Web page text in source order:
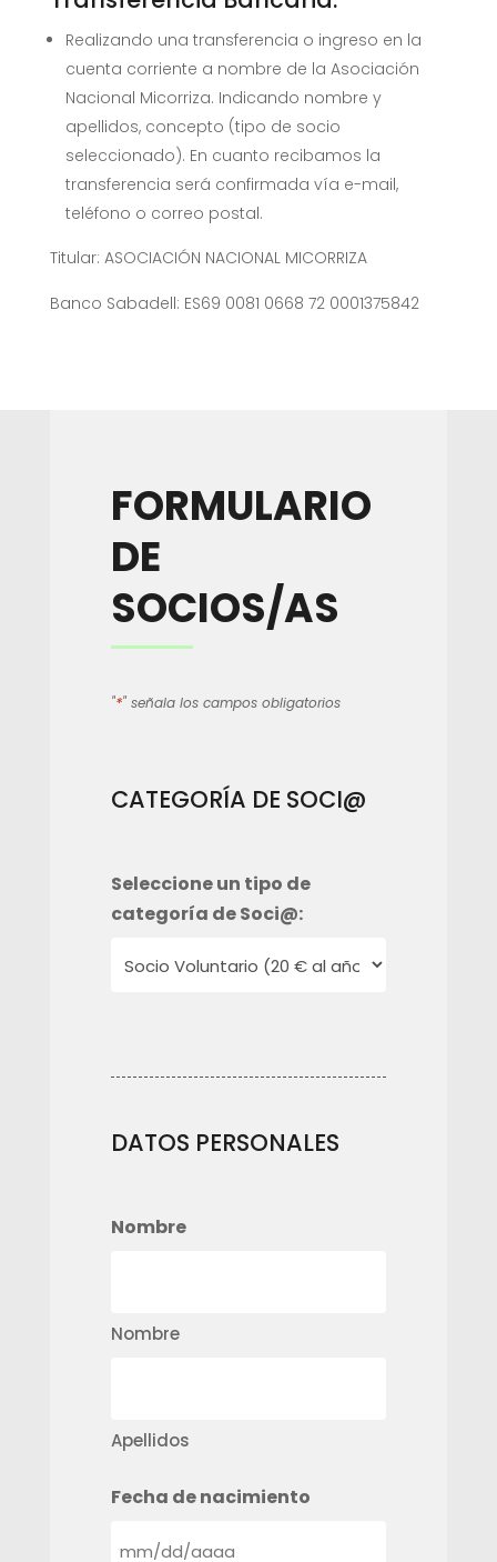
Realizando una transferencia o ingreso en la
cuenta corriente a nombre de la Asociación
Nacional Micorriza. Indicando nombre y
apellidos, concepto (tipo de socio
seleccionado). En cuanto recibamos la
transferencia será confirmada vía e-mail,
teléfono o correo postal.
Titular: ASOCIACIÓN NACIONAL MICORRIZA
Banco Sabadell: ES69 0081 0668 72 0001375842
FORMULARIO
DE
SOCIOS/AS
"*" señala los campos obligatorios
CATEGORÍA DE SOCI@
Seleccione un tipo de
categoría de Soci@:
DATOS PERSONALES
Nombre
Nombre
Apellidos
Fecha de nacimiento